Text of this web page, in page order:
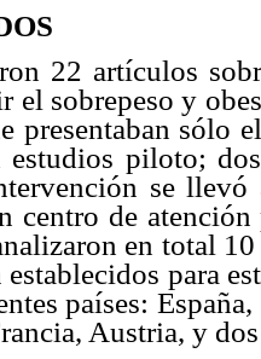
22 artículos
el sobrepeso y
presentaban sólo
estudios piloto;
se
centro de
en total
para
países:
Austria, y